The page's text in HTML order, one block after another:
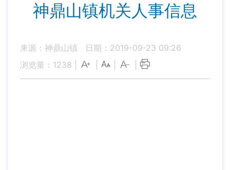
神鼎山镇机关人事信息
来源：神鼎山镇
日期：2019-09-23 09:26
浏览量： 1238